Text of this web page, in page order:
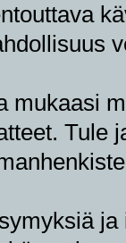
mukaasi
Tule
ja